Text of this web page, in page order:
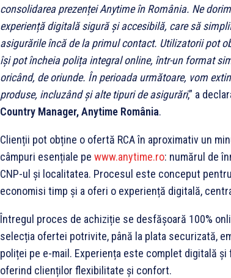
consolidarea prezenței Anytime în România. Ne
experiență digitală sigură și accesibilă, care să
asigurările încă de la primul contact. Utilizatorii pot
își pot încheia polița integral online, într-un format
oricând, de oriunde. În perioada următoare, vom
produse, incluzând și alte tipuri de asigurări,” a
Country Manager, Anytime România.
Clienții pot obține o ofertă RCA în aproximativ un
câmpuri esențiale pe www.anytime.ro: numărul de
CNP-ul și localitatea. Procesul este conceput
economisi timp și a oferi o experiență digitală,
Întregul proces de achiziție se desfășoară 100%
selecția ofertei potrivite, până la plata securizată,
poliței pe e-mail. Experiența este complet digitală
oferind clienților flexibilitate și confort.